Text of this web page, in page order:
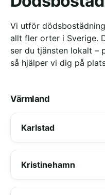
Vi utför
allt fler orter i Sverige.
ser du tjänsten lokalt –
så hjälper vi dig på
Värmland
Karlstad
Kristinehamn